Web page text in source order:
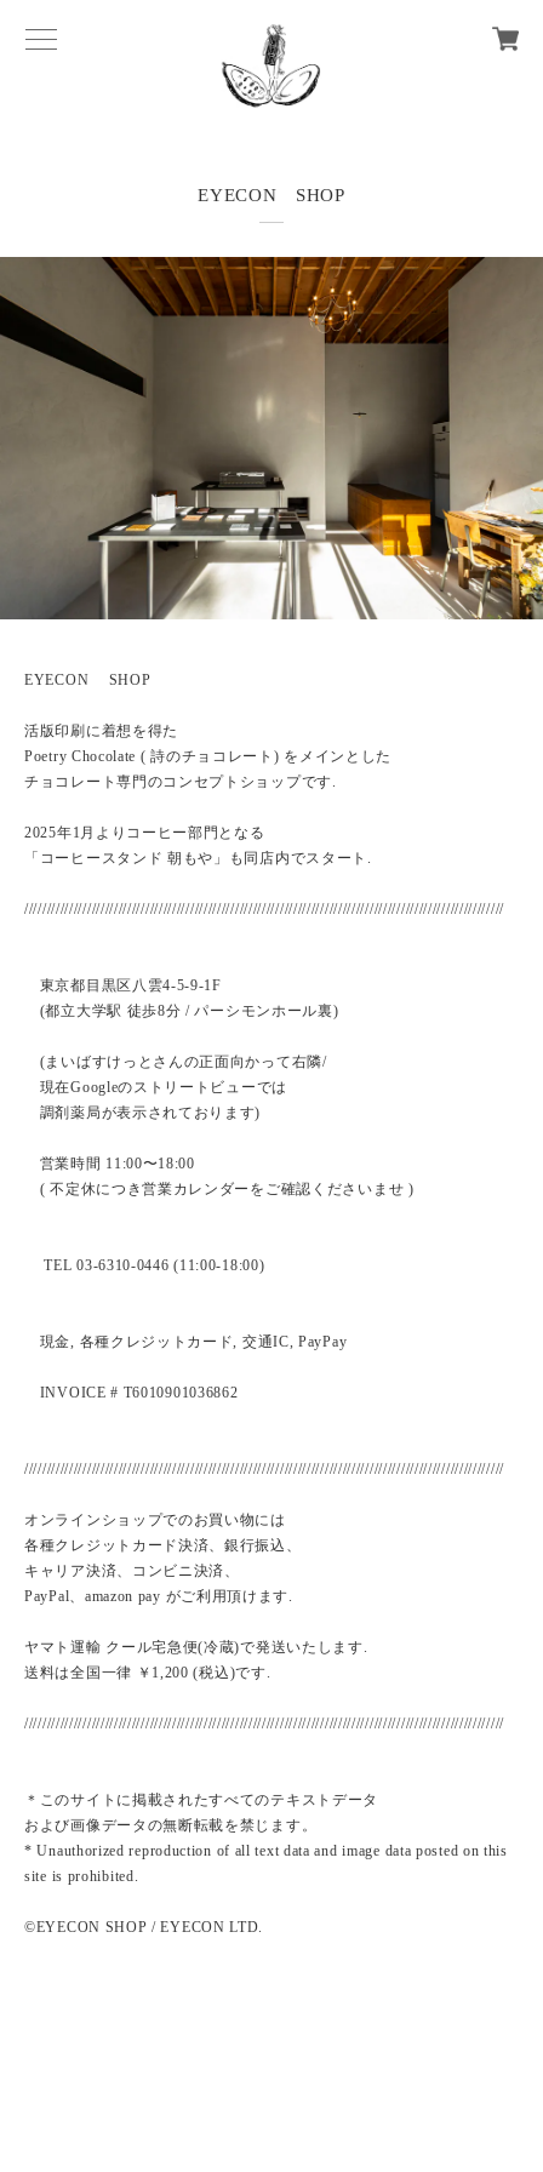
EYECON SHOP
EYECON SHOP
活版印刷に着想を得た
Poetry Chocolate ( 詩のチョコレート) をメインとした
チョコレート専門のコンセプトショップです.
2025年1月よりコーヒー部門となる
「コーヒースタンド 朝もや」も同店内でスタート.
///////////////////////////////////////////////////////////////////////////////////////////////////////////
東京都目黒区八雲4-5-9-1F
(都立大学駅 徒歩8分 / パーシモンホール裏)
(まいばすけっとさんの正面向かって右隣/
現在Googleのストリートビューでは
調剤薬局が表示されております)
営業時間 11:00〜18:00
( 不定休につき営業カレンダーをご確認くださいませ )
TEL 03-6310-0446 (11:00-18:00)
現金, 各種クレジットカード, 交通IC, PayPay
INVOICE # T6010901036862
///////////////////////////////////////////////////////////////////////////////////////////////////////////
オンラインショップでのお買い物には
各種クレジットカード決済、銀行振込、
キャリア決済、コンビニ決済、
PayPal、amazon pay がご利用頂けます.
ヤマト運輸 クール宅急便(冷蔵)で発送いたします.
送料は全国一律 ￥1,200 (税込)です.
///////////////////////////////////////////////////////////////////////////////////////////////////////////
＊このサイトに掲載されたすべてのテキストデータ
および画像データの無断転載を禁じます。
* Unauthorized reproduction of all text data and image data posted on this
site is prohibited.
©EYECON SHOP / EYECON LTD.